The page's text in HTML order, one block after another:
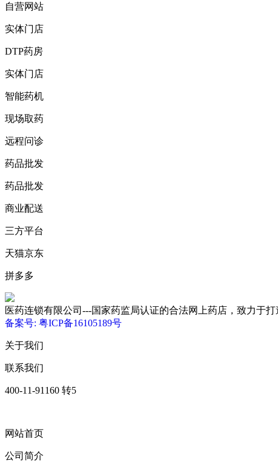
自营网站
实体门店
DTP药房
实体门店
智能药机
现场取药
远程问诊
药品批发
药品批发
商业配送
三方平台
天猫京东
拼多多
医药连锁有限公司---国家药监局认证的合法网上药店，致力于
备案号: 粤ICP备16105189号
关于我们
联系我们
400-11-91160 转5
网站首页
公司简介